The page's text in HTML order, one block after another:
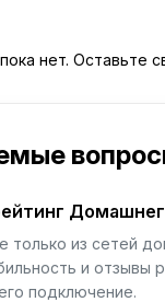
нет. Оставьте
из сетей
и отзывы
подключение.